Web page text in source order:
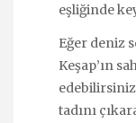
eşliğinde
Eğer deniz
Keşap’ın
tadını